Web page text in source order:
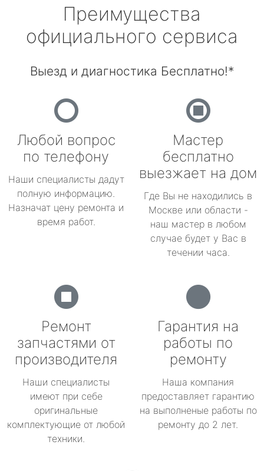
Преимущества
официального сервиса
Выезд и диагностика Бесплатно!*
Любой вопрос
по телефону
Наши специалисты дадут
полную информацию.
Назначат цену ремонта и
время работ.
Мастер
бесплатно
выезжает на дом
Где Вы не находились в
Москве или области -
наш мастер в любом
случае будет у Вас в
течении часа.
Ремонт
запчастями от
производителя
Наши специалисты
имеют при себе
оригинальные
комплектующие от любой
техники.
Гарантия на
работы по
ремонту
Наша компания
предоставляет гарантию
на выполненые работы по
ремонту до 2 лет.